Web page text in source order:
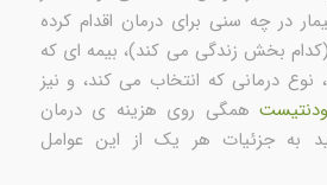
در چه سنی برای درمان اقدام کرده
بخش زندگی می کند)، بیمه ای که
درمانی که انتخاب می کند، و نیز
همگی روی هزینه ی درمان
به جزئیات هر یک از این عوامل